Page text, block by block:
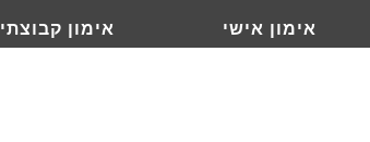
אימון קבוצתי אימון אישי